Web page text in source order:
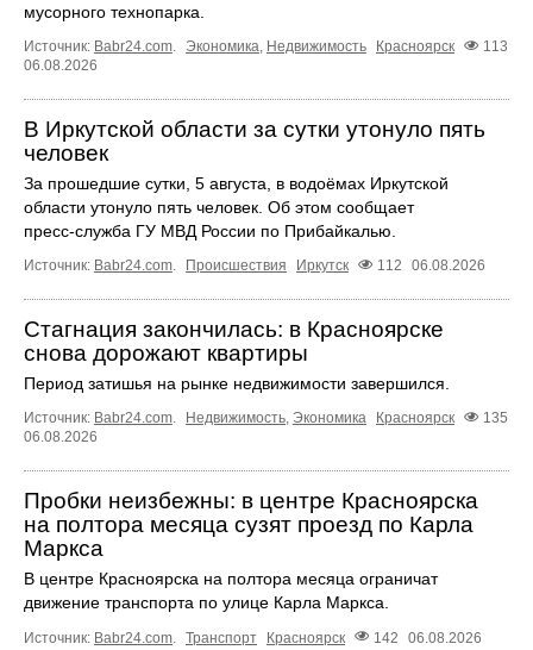
мусорного технопарка.
Источник: Babr24.com. Экономика, Недвижимость Красноярск
113
06.08.2026
В Иркутской области за сутки утонуло пять
человек
За прошедшие сутки, 5 августа, в водоёмах Иркутской
области утонуло пять человек. Об этом сообщает
пресс‑служба ГУ МВД России по Прибайкалью.
Источник: Babr24.com. Происшествия Иркутск 112 06.08.2026
Стагнация закончилась: в Красноярске
снова дорожают квартиры
Период затишья на рынке недвижимости завершился.
Источник: Babr24.com. Недвижимость, Экономика Красноярск
135
06.08.2026
Пробки неизбежны: в центре Красноярска
на полтора месяца сузят проезд по Карла
Маркса
В центре Красноярска на полтора месяца ограничат
движение транспорта по улице Карла Маркса.
Источник: Babr24.com Транспорт Красноярск 142 06.08.2026